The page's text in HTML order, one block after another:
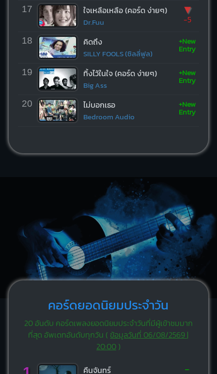
17 ใจเหลือเหลือ (คอร์ด ง่ายๆ)
Dr.Fuu
▼
-5
18 คิดถึง
SILLY FOOLS (ซิลลี่ฟูล)
+New
Entry
19 ทิ้งไว้ในใจ (คอร์ด ง่ายๆ)
Big Ass
+New
Entry
20 ไม่บอกเธอ
Bedroom Audio
+New
Entry
คอร์ดยอดนิยมประจำวัน
20 อันดับ คอร์ดเพลงยอดนิยมประจำวันที่มีผู้เข้าชมมาก
ที่สุด อัพเดทอันดับทุกวัน ( ข้อมูลวันที่ 06/08/2569 |
20:00)
คืนจันทร์ -